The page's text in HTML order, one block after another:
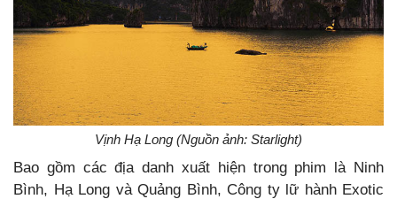
Vịnh Hạ Long (Nguồn ảnh: Starlight)
Bao gồm các địa danh xuất hiện trong phim là Ninh
Bình, Hạ Long và Quảng Bình, Công ty lữ hành Exotic